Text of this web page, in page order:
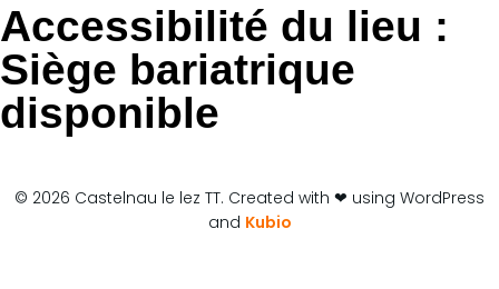
Accessibilité du lieu :
Siège bariatrique
disponible
© 2026 Castelnau le lez TT. Created with ❤ using WordPress
and Kubio